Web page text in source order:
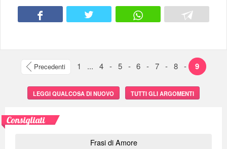
Precedenti 1 ... 4 - 5 - 6 - 7 - 8 - 9
LEGGI QUALCOSA DI NUOVO TUTTI GLI ARGOMENTI
Consigliati
Frasi di Amore